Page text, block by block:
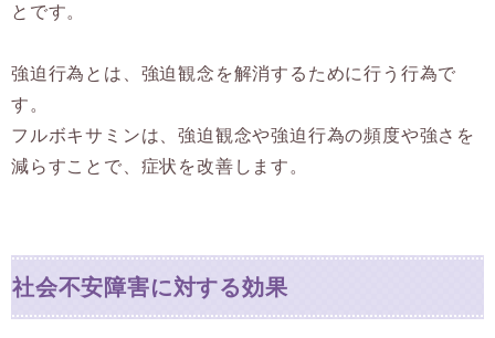
とです。
強迫行為とは、強迫観念を解消するために行う行為で
す。
フルボキサミンは、強迫観念や強迫行為の頻度や強さを
減らすことで、症状を改善します。
社会不安障害に対する効果